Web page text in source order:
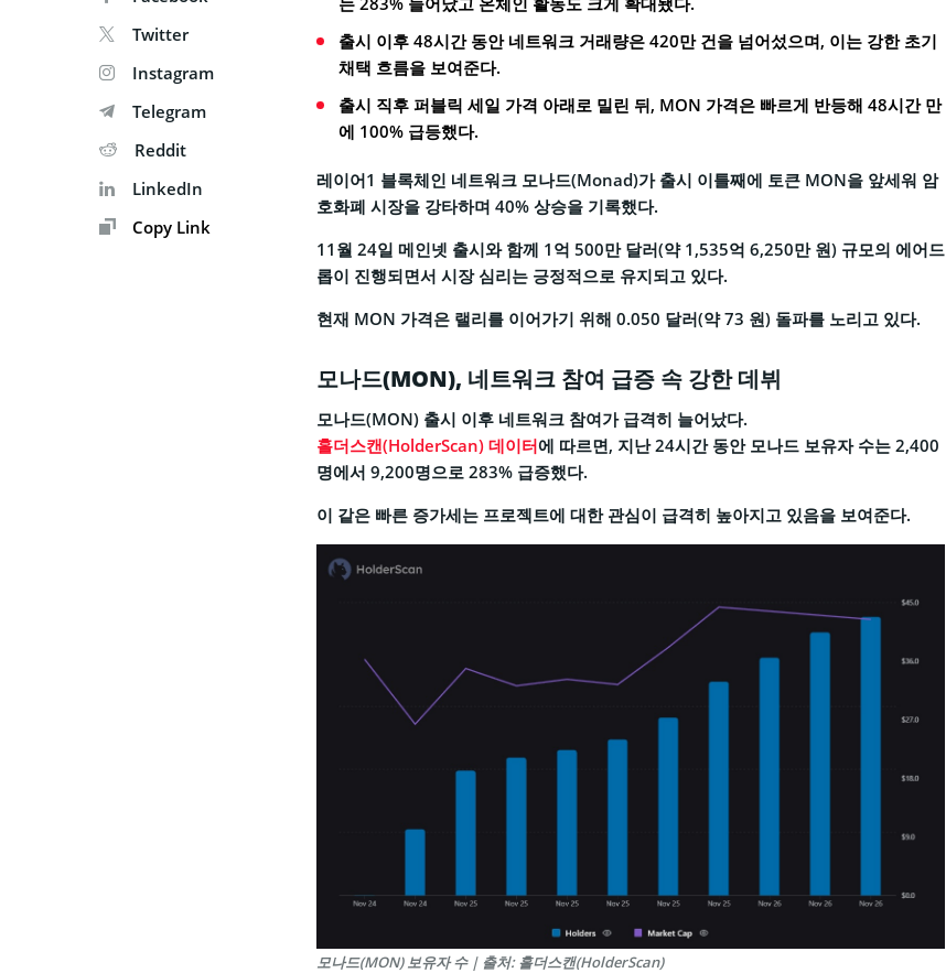
Twitter
Instagram
Telegram
Reddit
LinkedIn
Copy Link
출시 이후 48시간 동안 네트워크 거래량은 420만 건을 넘어섰으며, 이는 강한 초기
채택 흐름을 보여준다.
출시 직후 퍼블릭 세일 가격 아래로 밀린 뒤, MON 가격은 빠르게 반등해 48시간 만
에 100% 급등했다.
레이어1 블록체인 네트워크 모나드(Monad)가 출시 이틀째에 토큰 MON을 앞세워 암
호화폐 시장을 강타하며 40% 상승을 기록했다.
11월 24일 메인넷 출시와 함께 1억 500만 달러(약 1,535억 6,250만 원) 규모의 에어드
롭이 진행되면서 시장 심리는 긍정적으로 유지되고 있다.
현재 MON 가격은 랠리를 이어가기 위해 0.050 달러(약 73 원) 돌파를 노리고 있다.
모나드(MON), 네트워크 참여 급증 속 강한 데뷔
모나드(MON) 출시 이후 네트워크 참여가 급격히 늘어났다.
홀더스캔(HolderScan) 데이터에 따르면, 지난 24시간 동안 모나드 보유자 수는 2,400
명에서 9,200명으로 283% 급증했다.
이 같은 빠른 증가세는 프로젝트에 대한 관심이 급격히 높아지고 있음을 보여준다.
모나드(MON) 보유자 수 | 출처: 홀더스캔(HolderScan)